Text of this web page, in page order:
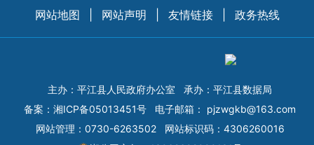
网站地图 网站声明 友情链接 政务热线
主办：平江县人民政府办公室
承办：平江县数据局
备案： 湘ICP备05013451号 电子邮箱： pjzwgkb@163.com
网站管理：0730-6263502
网站标识码：4306260016